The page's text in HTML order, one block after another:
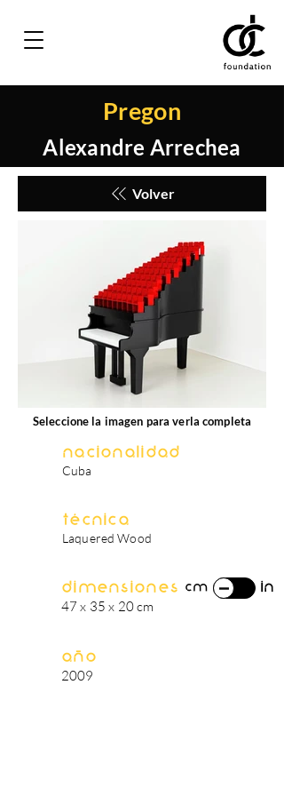
Pregon
Alexandre Arrechea
Volver
Seleccione la imagen para verla completa
Nacionalidad
Cuba
Técnica
Laquered Wood
Dimensiones
47 x 35 x 20 cm
cm in
Año
2009